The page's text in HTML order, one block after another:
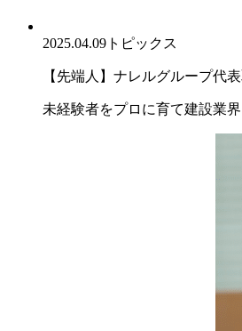
2025.04.09 トピックス
【先端人】ナレルグループ
未経験者をプロに育て建設業